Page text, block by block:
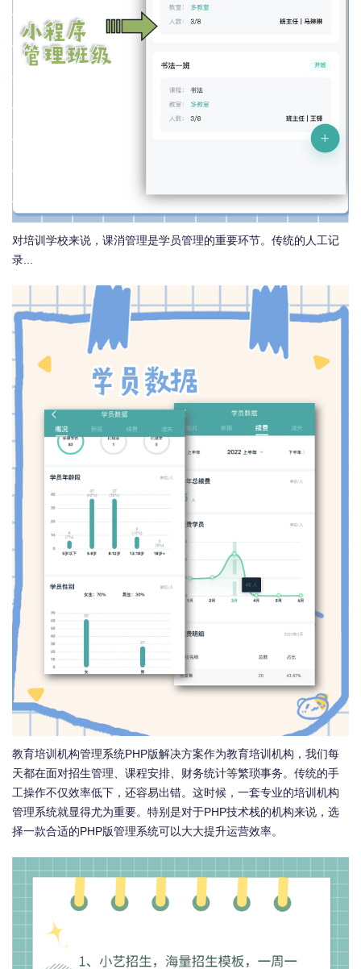
对培训学校来说，课消管理是学员管理的重要环节。传统的人工记
录...
教育培训机构管理系统PHP版解决方案作为教育培训机构，我们每
天都在面对招生管理、课程安排、财务统计等繁琐事务。传统的手
工操作不仅效率低下，还容易出错。这时候，一套专业的培训机构
管理系统就显得尤为重要。特别是对于PHP技术栈的机构来说，选
择一款合适的PHP版管理系统可以大大提升运营效率。